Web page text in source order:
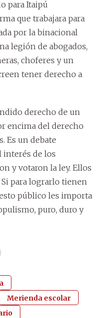
para Itaipú
que trabajara para
por la binacional
legión de abogados,
choferes y un
tener derecho a
derecho de un
encima del derecho
Es un debate
interés de los
y votaron la ley. Ellos
para lograrlo tienen
público les importa
puro, duro y
Merienda escolar